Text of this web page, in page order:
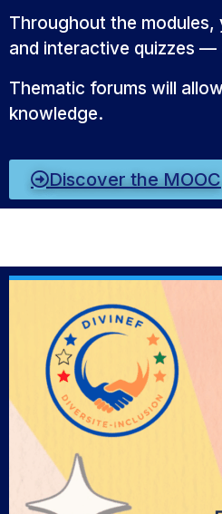
Throughout the modules,
and interactive quizzes —
Thematic forums will
knowledge.
Discover the MOOC